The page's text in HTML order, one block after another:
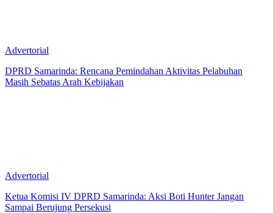
Advertorial
DPRD Samarinda: Rencana Pemindahan Aktivitas Pelabuhan
Masih Sebatas Arah Kebijakan
Advertorial
Ketua Komisi IV DPRD Samarinda: Aksi Boti Hunter Jangan
Sampai Berujung Persekusi